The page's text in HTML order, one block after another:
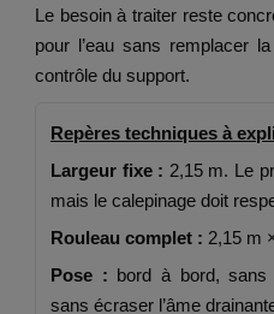
Le besoin à traiter reste
pour l’eau sans remplacer
contrôle du support.
Repères techniques à
Largeur fixe : 2,15 m. Le
mais le calepinage doit
Rouleau complet : 2,15 m
Pose : bord à bord,
sans écraser l’âme